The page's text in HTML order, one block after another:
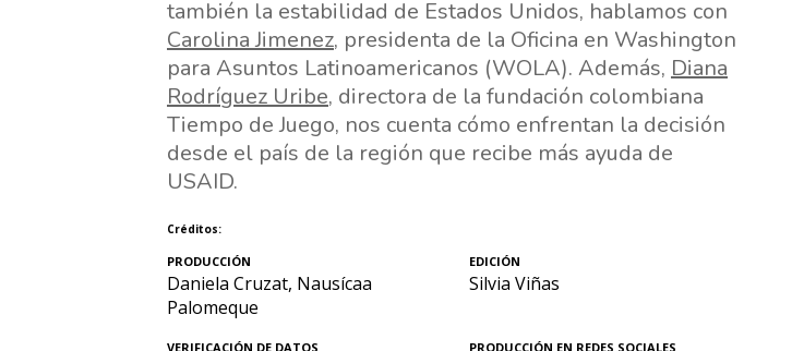
también la estabilidad de Estados Unidos, hablamos con
Carolina Jimenez, presidenta de la Oficina en Washington
para Asuntos Latinoamericanos (WOLA). Además, Diana
Rodríguez Uribe, directora de la fundación colombiana
Tiempo de Juego, nos cuenta cómo enfrentan la decisión
desde el país de la región que recibe más ayuda de
USAID.
Créditos:
PRODUCCIÓN
Daniela Cruzat, Nausícaa
Palomeque
EDICIÓN
Silvia Viñas
VERIFICACIÓN DE DATOS PRODUCCIÓN EN REDES SOCIALES